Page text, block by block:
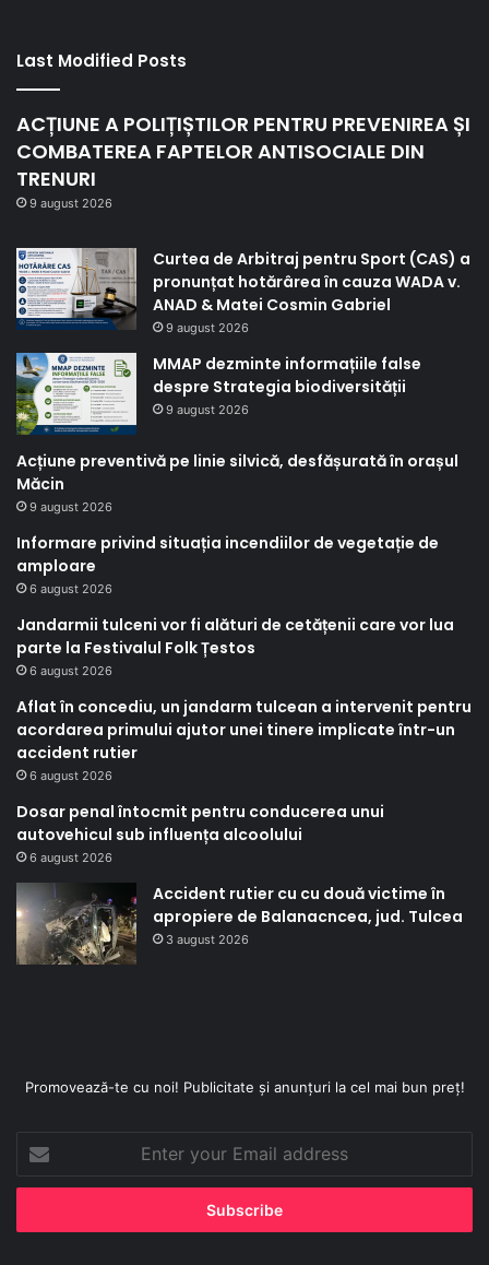
Last Modified Posts
ACȚIUNE A POLIȚIȘTILOR PENTRU PREVENIREA ȘI
COMBATEREA FAPTELOR ANTISOCIALE DIN
TRENURI
9 august 2026
Curtea de Arbitraj pentru Sport (CAS) a
pronunțat hotărârea în cauza WADA v.
ANAD & Matei Cosmin Gabriel
9 august 2026
MMAP dezminte informațiile false
despre Strategia biodiversității
9 august 2026
Acțiune preventivă pe linie silvică, desfășurată în orașul
Măcin
9 august 2026
Informare privind situația incendiilor de vegetație de
amploare
6 august 2026
Jandarmii tulceni vor fi alături de cetățenii care vor lua
parte la Festivalul Folk Țestos
6 august 2026
Aflat în concediu, un jandarm tulcean a intervenit pentru
acordarea primului ajutor unei tinere implicate într-un
accident rutier
6 august 2026
Dosar penal întocmit pentru conducerea unui
autovehicul sub influența alcoolului
6 august 2026
Accident rutier cu cu două victime în
apropiere de Balanacncea, jud. Tulcea
3 august 2026
Promovează-te cu noi! Publicitate și anunțuri la cel mai bun preț!
Enter
your
Email